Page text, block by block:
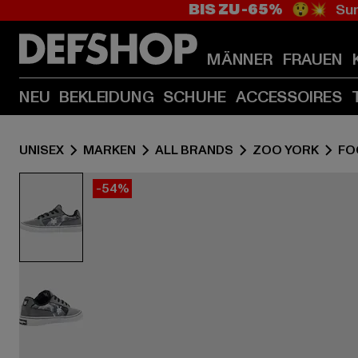
BIS ZU -65% 😲💥
MÄNNER FRAUEN
NEU BEKLEIDUNG SCHUHE ACCESSOIRES
UNISEX MARKEN ALL BRANDS ZOO YORK
-54%